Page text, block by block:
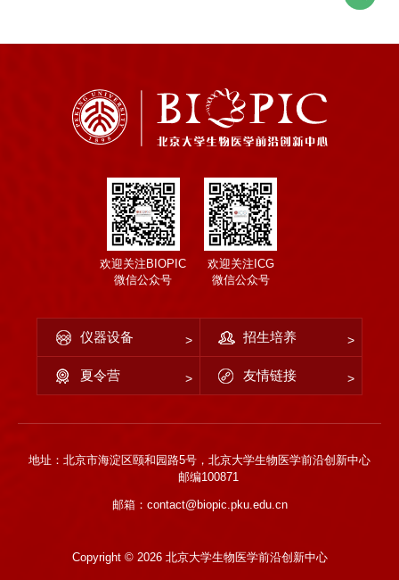
欢迎关注BIOPIC
微信公众号
欢迎关注ICG
微信公众号
仪器设备 招生培养
夏令营 友情链接
地址：北京市海淀区颐和园路5号，北京大学生物医学前沿创新中心
邮编100871
邮箱：contact@biopic.pku.edu.cn
Copyright © 2026 北京大学生物医学前沿创新中心